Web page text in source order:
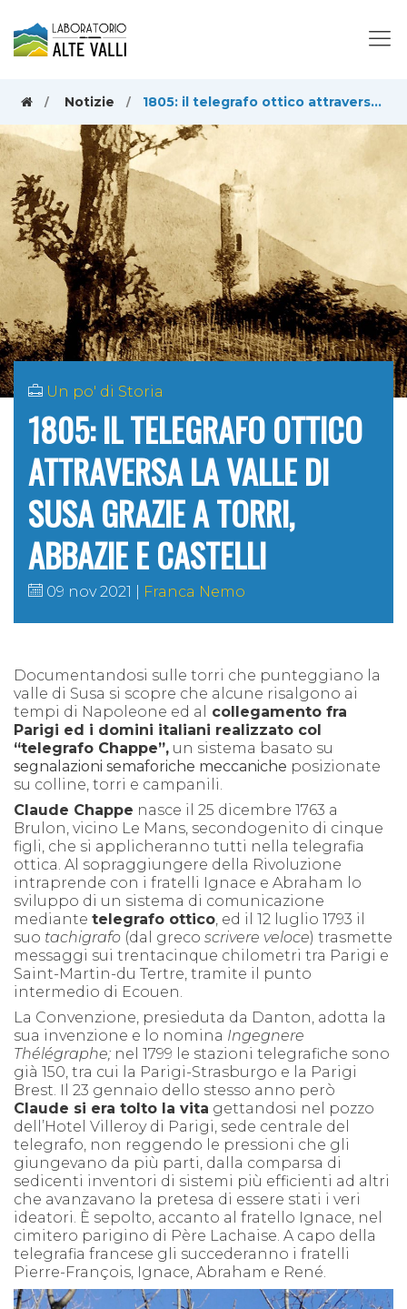
Notizie 1805: il telegrafo ottico attraversa la Valle di Susa grazie a torri, abbazie e castelli
Un po' di Storia
1805: IL TELEGRAFO OTTICO
ATTRAVERSA LA VALLE DI
SUSA GRAZIE A TORRI,
ABBAZIE E CASTELLI
09 nov 2021 Franca Nemo
Documentandosi sulle torri che punteggiano la
valle di Susa si scopre che alcune risalgono ai
tempi di Napoleone ed al
collegamento fra
Parigi ed i domini italiani realizzato col
“telegrafo Chappe”, un sistema basato su
segnalazioni semaforiche meccaniche posizionate
su colline, torri e campanili.
Claude Chappe nasce il 25 dicembre 1763 a
Brulon, vicino Le Mans, secondogenito di cinque
figli, che si applicheranno tutti nella telegrafia
ottica. Al sopraggiungere della Rivoluzione
intraprende con i fratelli Ignace e Abraham lo
sviluppo di un sistema di comunicazione
mediante telegrafo ottico , ed il 12 luglio 1793 il
suo tachigrafo (dal greco scrivere veloce) trasmette
messaggi sui trentacinque chilometri tra Parigi e
Saint-Martin-du Tertre, tramite il punto
intermedio di Ecouen.
La Convenzione, presieduta da Danton, adotta la
sua invenzione e lo nomina Ingegnere
Thélégraphe; nel 1799 le stazioni telegrafiche sono
già 150, tra cui la Parigi-Strasburgo e la Parigi
Brest. Il 23 gennaio dello stesso anno però
Claude si era tolto la vita gettandosi nel pozzo
dell’Hotel Villeroy di Parigi, sede centrale del
telegrafo, non reggendo le pressioni che gli
giungevano da più parti, dalla comparsa di
sedicenti inventori di sistemi più efficienti ad altri
che avanzavano la pretesa di essere stati i veri
ideatori. È sepolto, accanto al fratello Ignace, nel
cimitero parigino di Père Lachaise. A capo della
telegrafia francese gli succederanno i fratelli
Pierre-François, Ignace, Abraham e René.